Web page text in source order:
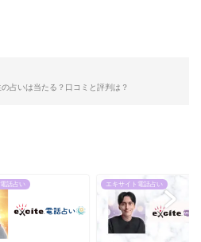
占いは当たる？口コミと評判は？
話占い エキサイト電話占い